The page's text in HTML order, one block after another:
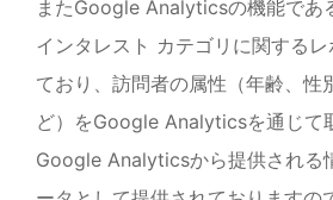
またGoogle Analyticsの機能であ
インタレスト カテゴリに関する
ており、訪問者の属性（年齢、性
ど）をGoogle Analyticsを通じて
Google Analyticsから提供される